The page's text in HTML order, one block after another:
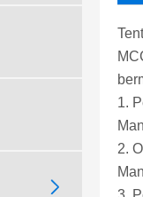

1.
2.